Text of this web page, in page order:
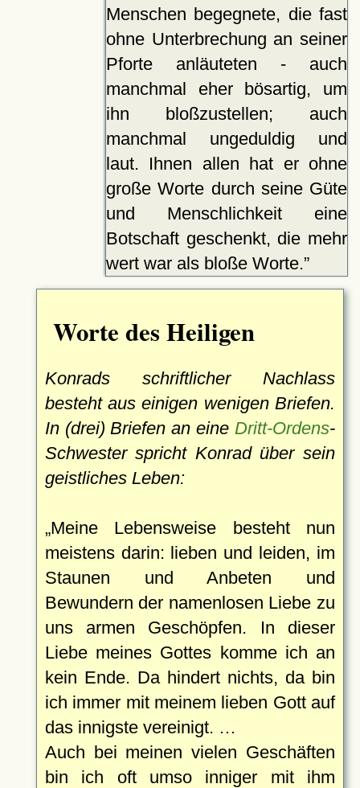
Menschen begegnete, die fast
ohne Unterbrechung an seiner
Pforte anläuteten - auch
manchmal eher bösartig, um
ihn bloßzustellen; auch
manchmal ungeduldig und
laut. Ihnen allen hat er ohne
große Worte durch seine Güte
und Menschlichkeit eine
Botschaft geschenkt, die mehr
wert war als bloße Worte.
Worte des Heiligen
Konrads schriftlicher Nachlass
besteht aus einigen wenigen Briefen.
In (drei) Briefen an eine Dritt-Ordens-
Schwester spricht Konrad über sein
geistliches Leben:
Meine Lebensweise besteht nun
meistens darin: lieben und leiden, im
Staunen und Anbeten und
Bewundern der namenlosen Liebe zu
uns armen Geschöpfen. In dieser
Liebe meines Gottes komme ich an
kein Ende. Da hindert nichts, da bin
ich immer mit meinem lieben Gott auf
das innigste vereinigt. …
Auch bei meinen vielen Geschäften
bin ich oft umso inniger mit ihm